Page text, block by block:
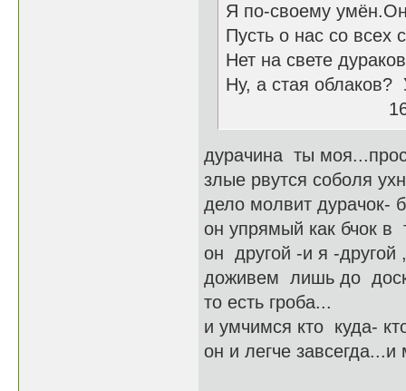
Я по-своему
Пусть о нас со всех
Нет на свете
Ну, а стая
16-
дурачина ты
злые рвутся соболя
дело молвит дурачок-
он упрямый как бчок в
он другой -и я -другой
доживем лишь до
то есть гроба...
и умчимся кто куда-
он и легче завсегда...и